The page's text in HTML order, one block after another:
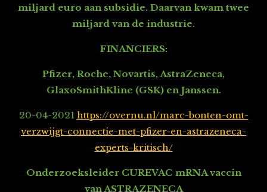
miljard euro aan subsidie. Daarvan kwam twee
miljard van de industrie.
FINANCIERS:
Pfizer, Roche, Novartis, AstraZeneca,
GlaxoSmithKline (GSK) en Janssen.
20-04-2021 https://overnu.nl/marc-bonten-omt-
verzwijgt-connectie-met-pfizer-en-astrazeneca-
experts-kritisch/
Onderzoeksleider CUREVAC mRNA vaccin
van ASTRAZENECA